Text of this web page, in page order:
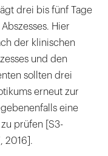
drei bis fünf Tage
Hier
der klinischen
und den
sollten drei
erneut zur
eine
prüfen [S3-
2016].